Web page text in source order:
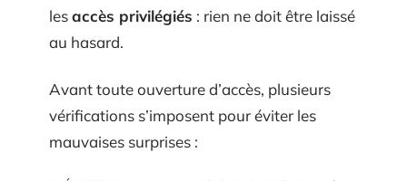
lesaccès privilégiés : rien ne doit être laissé
au hasard.
Avant toute ouverture d’accès, plusieurs
vérifications s’imposent pour éviter les
mauvaises surprises :